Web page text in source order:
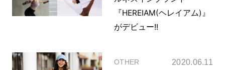
『HEREIAM(ヘレイアム)』
がデビュー!!
OTHER 2020.06.11